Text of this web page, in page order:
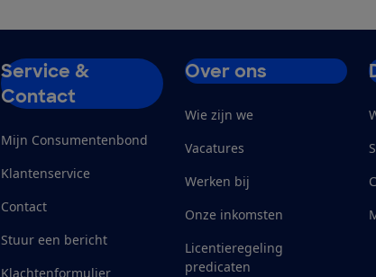
Service &
Contact
Mijn Consumentenbond
Klantenservice
Contact
Stuur een bericht
Klachtenformulier
Over ons
Wie zijn we
Vacatures
Werken bij
Onze inkomsten
Licentieregeling
predicaten